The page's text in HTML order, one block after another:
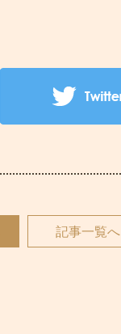
記事一覧へ